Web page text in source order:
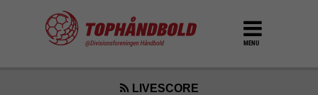
MENU
LIVESCORE